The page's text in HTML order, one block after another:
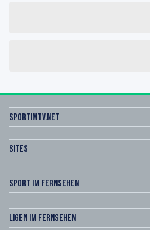
sportimtv.net
Sites
Sport im Fernsehen
Ligen im Fernsehen